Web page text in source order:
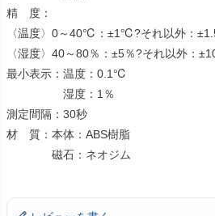
精 度：
〈温度〉0～40℃：±1℃?それ以外：
〈湿度〉40～80％：±5％?それ以外：
最小表示：温度：0.1℃
湿度：1％
測定間隔：30秒
材 質：本体：ABS樹脂
磁石：ネオジム